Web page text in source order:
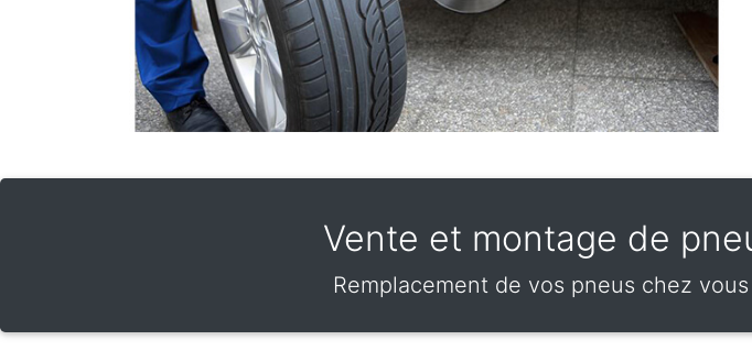
Vente et montage de
Remplacement de vos pneus chez